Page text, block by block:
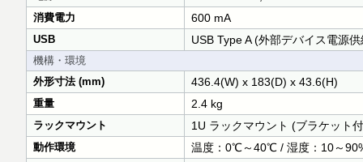
消費電力 600 mA
USB USB Type A (外部デバイス電源
機構・環境
外形寸法 (mm)
436.4(W) x 183(D) x 43.6(H)
重量 2.4 kg
ラックマウント 1U ラックマウント (ブラケット
動作環境 温度：0℃～40℃ / 湿度：10～